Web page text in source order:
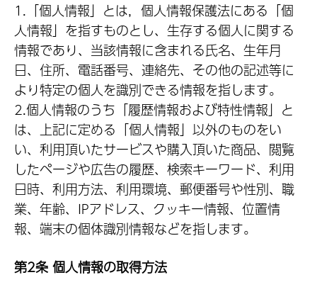
1.「個人情報」とは，個人情報保護法にある「個
人情報」を指すものとし、生存する個人に関する
情報であり、当該情報に含まれる氏名、生年月
日、住所、電話番号、連絡先、その他の記述等に
より特定の個人を識別できる情報を指します。
2.個人情報のうち「履歴情報および特性情報」と
は、上記に定める「個人情報」以外のものをい
い、利用頂いたサービスや購入頂いた商品、閲覧
したページや広告の履歴、検索キーワード、利用
日時、利用方法、利用環境、郵便番号や性別、職
業、年齢、IPアドレス、クッキー情報、位置情
報、端末の個体識別情報などを指します。
第2条 個人情報の取得方法